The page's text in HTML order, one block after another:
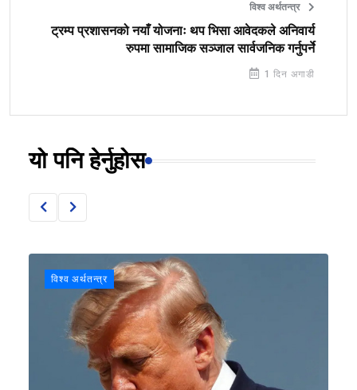
विश्व अर्थतन्त्र
ट्रम्प प्रशासनको नयाँ योजनाः थप भिसा आवेदकले अनिवार्य
रुपमा सामाजिक सञ्जाल सार्वजनिक गर्नुपर्ने
1 दिन अगाडी
यो पनि हेर्नुहोस
विश्व अर्थतन्त्र